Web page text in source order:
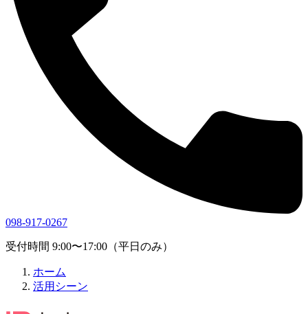
098-917-0267
受付時間 9:00〜17:00（平日のみ）
ホーム
活用シーン